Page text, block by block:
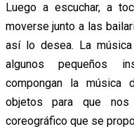
Luego a escuchar, a
moverse junto a las
así lo desea. La
algunos pequeños
compongan la música
objetos para que
coreográfico que se